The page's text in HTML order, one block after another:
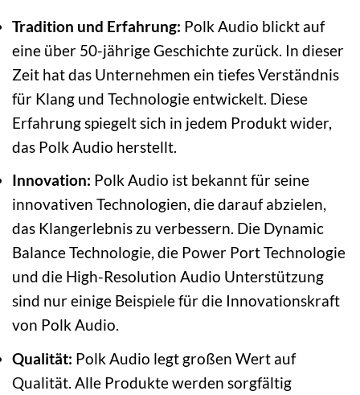
Tradition und Erfahrung: Polk Audio blickt auf
eine über 50-jährige Geschichte zurück. In dieser
Zeit hat das Unternehmen ein tiefes Verständnis
für Klang und Technologie entwickelt. Diese
Erfahrung spiegelt sich in jedem Produkt wider,
das Polk Audio herstellt.
Innovation: Polk Audio ist bekannt für seine
innovativen Technologien, die darauf abzielen,
das Klangerlebnis zu verbessern. Die Dynamic
Balance Technologie, die Power Port Technologie
und die High-Resolution Audio Unterstützung
sind nur einige Beispiele für die Innovationskraft
von Polk Audio.
Qualität: Polk Audio legt großen Wert auf
Qualität. Alle Produkte werden sorgfältig